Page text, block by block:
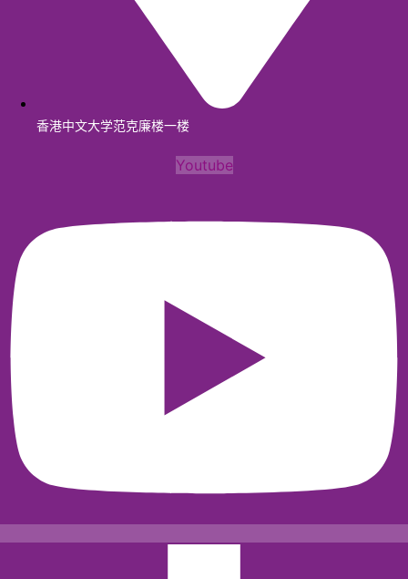
香港中文大学范克廉楼一楼
Youtube